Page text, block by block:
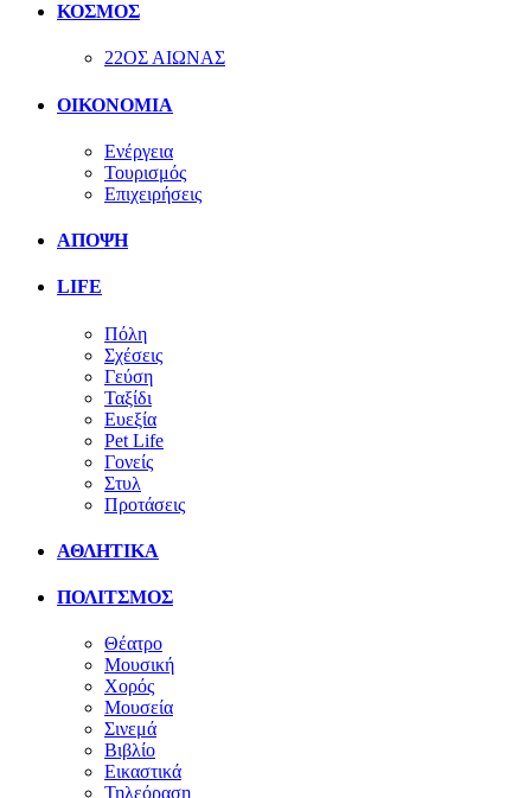
ΚΟΣΜΟΣ
22ΟΣ ΑΙΩΝΑΣ
ΟΙΚΟΝΟΜΙΑ
Ενέργεια
Τουρισμός
Επιχειρήσεις
ΑΠΟΨΗ
LIFE
Πόλη
Σχέσεις
Γεύση
Ταξίδι
Ευεξία
Pet Life
Γονείς
Στυλ
Προτάσεις
ΑΘΛΗΤΙΚΑ
ΠΟΛΙΤΣΜΟΣ
Θέατρο
Μουσική
Χορός
Μουσεία
Σινεμά
Βιβλίο
Εικαστικά
Τηλεόραση